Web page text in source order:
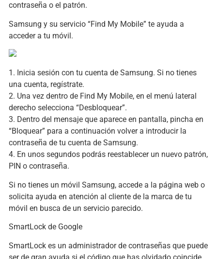
contraseña o el patrón.
Samsung y su servicio “Find My Mobile” te ayuda a
acceder a tu móvil.
1. Inicia sesión con tu cuenta de Samsung. Si no tienes
una cuenta, regístrate.
2. Una vez dentro de Find My Mobile, en el menú lateral
derecho selecciona “Desbloquear”.
3. Dentro del mensaje que aparece en pantalla, pincha en
“Bloquear” para a continuación volver a introducir la
contraseña de tu cuenta de Samsung.
4. En unos segundos podrás reestablecer un nuevo patrón,
PIN o contraseña.
Si no tienes un móvil Samsung, accede a la página web o
solicita ayuda en atención al cliente de la marca de tu
móvil en busca de un servicio parecido.
SmartLock de Google
SmartLock es un administrador de contraseñas que puede
ser de gran ayuda si el código que has olvidado coincide